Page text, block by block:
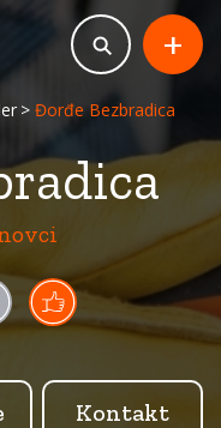
Đorđe Bezbradica
+
Kontakt